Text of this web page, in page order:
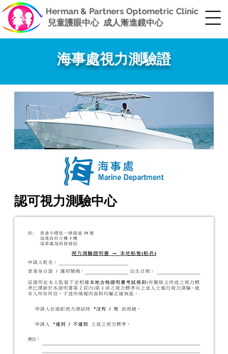
Herman & Partners Optometric Clinic
兒童護眼中心 成人漸進鏡中心
海事處視力測驗證
認可視力測驗中心